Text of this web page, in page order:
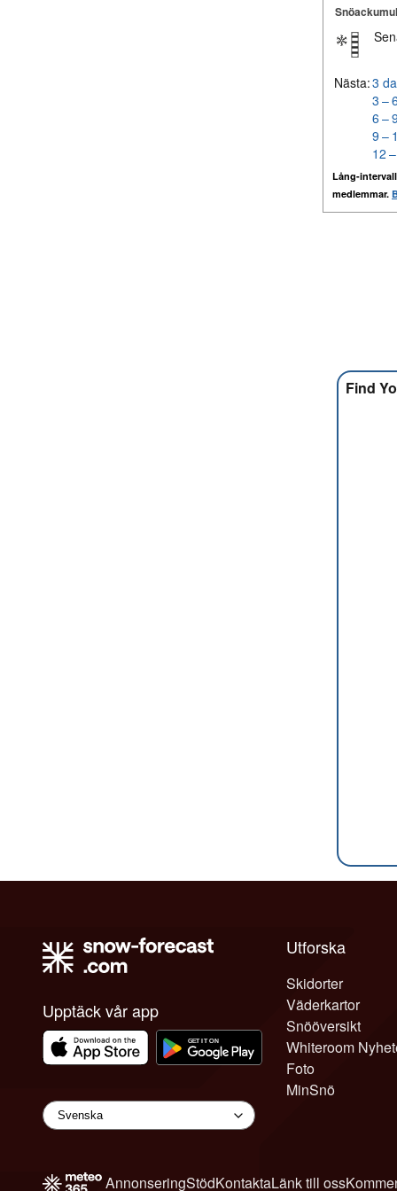
Nästa:3
3 –
6 –
9 –
12
Lång-
medlemmar.
Find
Upptäck vår app
Utforska
Skidorter
Väderkartor
Snööversikt
Whiteroom
Foto
MinSnö
AnnonseringStödKontaktaLänk till oss